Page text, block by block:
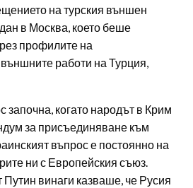
на турския външен
в Москва, което беше
профилите на
работи на Турция,
започна, когато народът в Крим
за присъединяване към
въпрос е постоянно на
ни с Европейския съюз.
Путин винаги казваше, че Русия